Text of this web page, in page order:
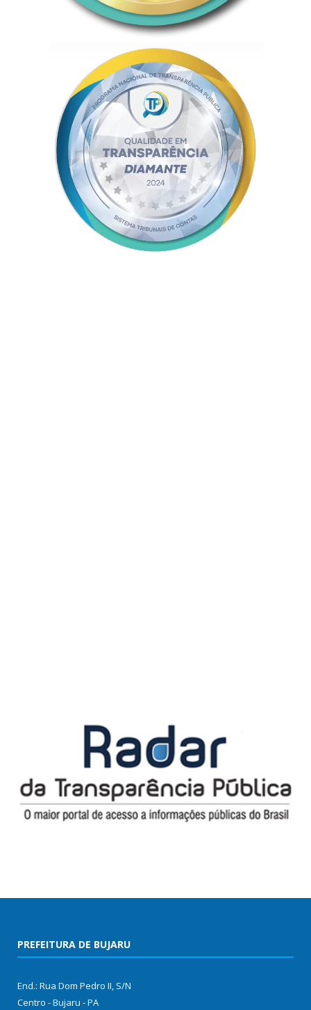
PREFEITURA DE BUJARU
End.: Rua Dom Pedro II, S/N
Centro - Bujaru - PA